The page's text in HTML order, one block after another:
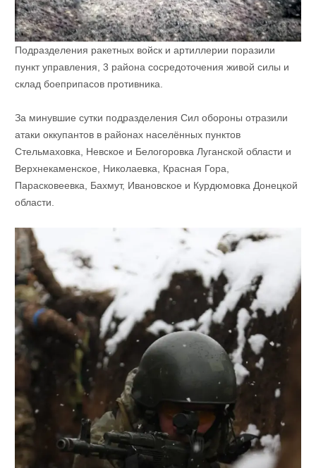
Подразделения ракетных войск и артиллерии поразили
пункт управления, 3 района сосредоточения живой силы и
склад боеприпасов противника.
За минувшие сутки подразделения Сил обороны отразили
атаки оккупантов в районах населённых пунктов
Стельмаховка, Невское и Белогоровка Луганской области и
Верхнекаменское, Николаевка, Красная Гора,
Парасковеевка, Бахмут, Ивановское и Курдюмовка Донецкой
области.